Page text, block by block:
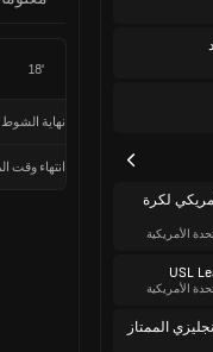
لكرة
الأمريكية
USL
الأمريكية
الممتاز
18'
نهاية الشوط
انتهاء وقت